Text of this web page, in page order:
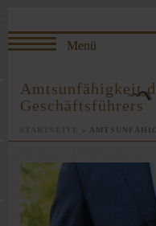
Amtsunfähigkeit
Geschäftsführers
»